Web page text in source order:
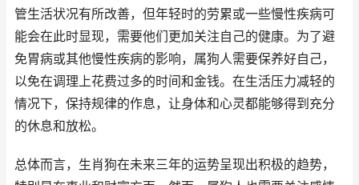
管生活状况有所改善，但年轻时的劳累或一些慢性疾病可
能会在此时显现，需要他们更加关注自己的健康。为了避
免胃病或其他慢性疾病的影响，属狗人需要保养好自己，
以免在调理上花费过多的时间和金钱。在生活压力减轻的
情况下，保持规律的作息，让身体和心灵都能够得到充分
的休息和放松。
总体而言，生肖狗在未来三年的运势呈现出积极的趋势，